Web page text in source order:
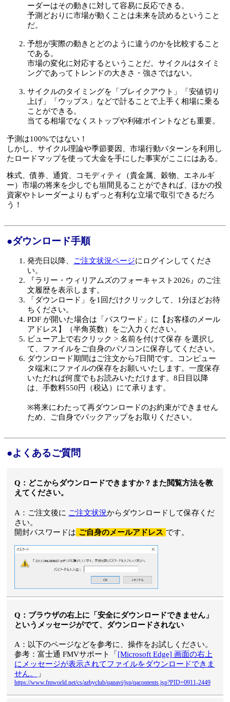
ーダーはその動きに対して容易に反応できる。
予測どおりに市場が動くことは未来を読めるということ
だ。
予想が実際の動きとどのように違うのかを比較すること
である。
市場の変化に対応するということだ。サイクルはタイミ
ングであってトレンドの大きさ・強さではない。
サイクルのタイミングを「ブレイクアウト」「安値切り
上げ」「ウップス」などで計ることで上手く相場に乗る
ことができる。
当てる相場でなくストップや利確ポイントなども重要。
予測は100%ではない！
しかし、サイクル理論や季節要因、市場行動パターンを利用し
たロードマップを使って大金を手にした事実がここにはある。
株式、債券、通貨、コモディティ（貴金属、穀物、エネルギ
ー）市場の将来を少しでも垣間見ることができれば、ほかの投
資家やトレーダーよりもずっと有利な立場で取引できるだろ
う！
●ダウンロード手順
発売日以降、 ご注文状況ページにログインしてくださ
い。
『ラリー・ウィリアムズのフォーキャスト2026』のご注
文履歴を表示します。
「ダウンロード」を1回だけクリックして、1分ほどお待
ちください。
PDF が開いた場合は「パスワード」に【お客様のメール
アドレス】（半角英数）をご入力ください。
ビューア上で右クリック > 名前を付けて保存 を選択し
て、ファイルをご自身のパソコンに保存してください。
ダウンロード期間はご注文から7日間です。コンピュー
タ端末にファイルの保存をお願いいたします。一度保存
いただれば何度でもお読みいただけます。8日目以降
は、手数料550円（税込）にて承ります。
※将来にわたって再ダウンロードのお約束ができません
ため、ご自身でバックアップをお取りください。
●よくあるご質問
Q：どこからダウンロードできますか？また閲覧方法を教
えてください。
A：ご注文後に ご注文状況からダウンロードして保存くだ
さい。
開封パスワードは ご自身のメールアドレス です。
Q：ブラウザの右上に「安全にダウンロードできません」
というメッセージがでて、ダウンロードされない
A：以下のページなどを参考に、操作をお試しください。
参考：富士通 FMVサポート「 [Microsoft Edge] 画面の右上
にメッセージが表示されてファイルをダウンロードできま
せん。
」
https://www.fmworld.net/cs/azbyclub/qanavi/jsp/qacontents.jsp?PID=0911-2449